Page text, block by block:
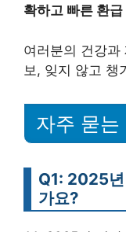
확하고 빠른 환
여러분의 건강과
보, 잊지 않고 챙
자주 묻는
Q1: 2025년
가요?